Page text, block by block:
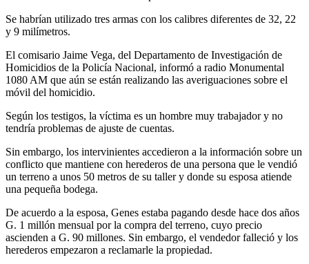
Se habrían utilizado tres armas con los calibres diferentes de 32, 22
y 9 milímetros.
El comisario Jaime Vega, del Departamento de Investigación de
Homicidios de la Policía Nacional, informó a radio Monumental
1080 AM que aún se están realizando las averiguaciones sobre el
móvil del homicidio.
Según los testigos, la víctima es un hombre muy trabajador y no
tendría problemas de ajuste de cuentas.
Sin embargo, los intervinientes accedieron a la información sobre un
conflicto que mantiene con herederos de una persona que le vendió
un terreno a unos 50 metros de su taller y donde su esposa atiende
una pequeña bodega.
De acuerdo a la esposa, Genes estaba pagando desde hace dos años
G. 1 millón mensual por la compra del terreno, cuyo precio
ascienden a G. 90 millones. Sin embargo, el vendedor falleció y los
herederos empezaron a reclamarle la propiedad.